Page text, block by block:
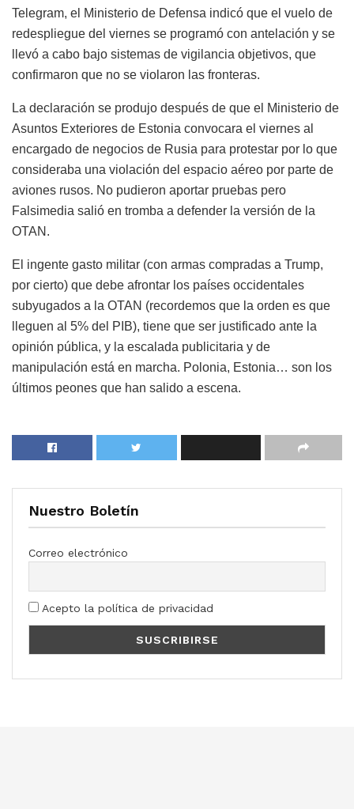
Telegram, el Ministerio de Defensa indicó que el vuelo de
redespliegue del viernes se programó con antelación y se
llevó a cabo bajo sistemas de vigilancia objetivos, que
confirmaron que no se violaron las fronteras.
La declaración se produjo después de que el Ministerio de
Asuntos Exteriores de Estonia convocara el viernes al
encargado de negocios de Rusia para protestar por lo que
consideraba una violación del espacio aéreo por parte de
aviones rusos. No pudieron aportar pruebas pero
Falsimedia salió en tromba a defender la versión de la
OTAN.
El ingente gasto militar (con armas compradas a Trump,
por cierto) que debe afrontar los países occidentales
subyugados a la OTAN (recordemos que la orden es que
lleguen al 5% del PIB), tiene que ser justificado ante la
opinión pública, y la escalada publicitaria y de
manipulación está en marcha. Polonia, Estonia… son los
últimos peones que han salido a escena.
Nuestro Boletín
Correo electrónico
Acepto la política de privacidad